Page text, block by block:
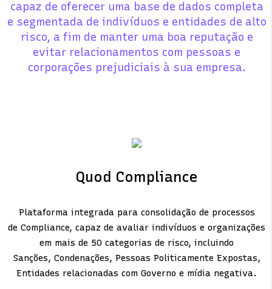
capaz de oferecer uma base de dados completa
e segmentada de indivíduos e entidades de alto
risco, a fim de manter uma boa reputação e
evitar relacionamentos com pessoas e
corporações prejudiciais à sua empresa.
Quod Compliance
Plataforma integrada para consolidação de processos
de Compliance, capaz de avaliar indivíduos e organizações
em mais de 50 categorias de risco, incluindo
Sanções, Condenações, Pessoas Politicamente Expostas,
Entidades relacionadas com Governo e mídia negativa.